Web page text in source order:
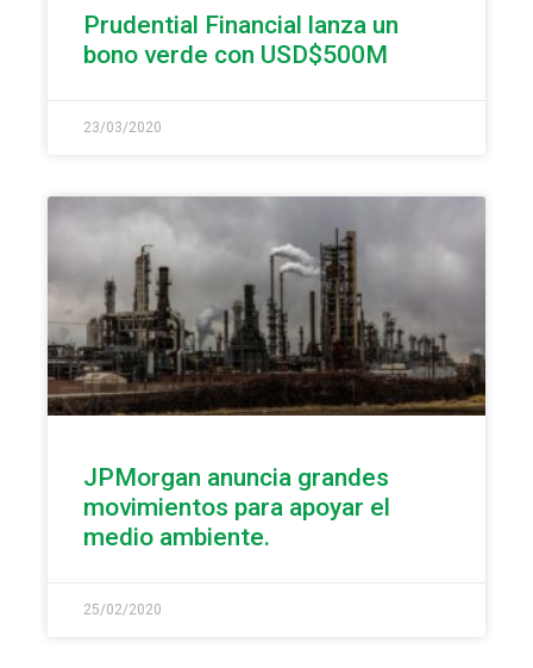
Prudential Financial lanza un
bono verde con USD$500M
23/03/2020
JPMorgan anuncia grandes
movimientos para apoyar el
medio ambiente.
25/02/2020